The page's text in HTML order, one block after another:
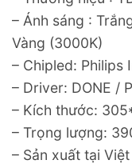
– Ánh sáng :
Vàng (3000K)
– Chipled: Philips
– Driver: DONE /
– Kích thước:
– Trọng lượng:
– Sản xuất tại